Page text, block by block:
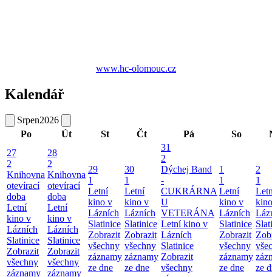
www.hc-olomouc.cz
Kalendář
Srpen2026
Po
Út St Čt Pá So
27
2
Knihovna
otevírací
doba
Letní
kino v
Lázních
Slatinice
Zobrazit
všechny
záznamy
28
2
Knihovna
otevírací
doba
Letní
kino v
Lázních
Slatinice
Zobrazit
všechny
záznamy
29
1
Letní
kino v
Lázních
Slatinice
Zobrazit
všechny
záznamy
ze dne
30
1
Letní
kino v
Lázních
Slatinice
Zobrazit
všechny
záznamy
ze dne
31
2
Dýchej Band
-
CUKRÁRNA
U
VETERÁNA
Letní kino v
Lázních
Slatinice
Zobrazit
všechny
1
1
Letní
kino v
Lázních
Slatinice
Zobrazit
všechny
záznamy
ze dne
2
1
ze